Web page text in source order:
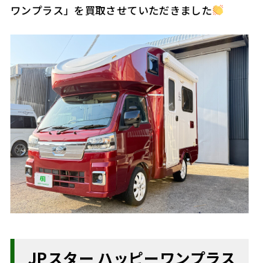
ワンプラス」を買取させていただきました
JPスター ハッピーワンプラス